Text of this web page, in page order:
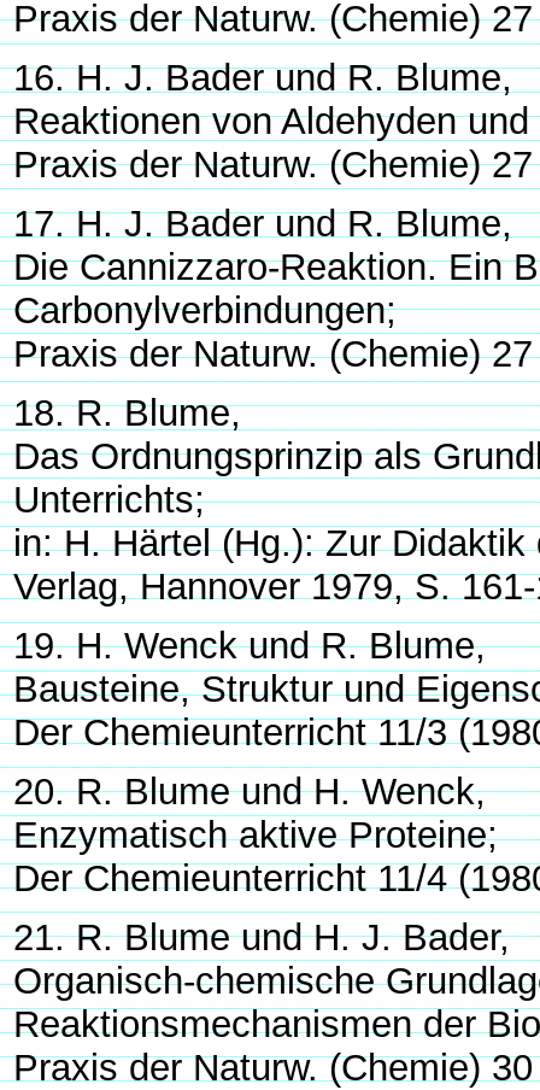
Praxis der Naturw. (Chemie)
16. H. J. Bader und R. Blume,
Reaktionen von Aldehyden
Praxis der Naturw. (Chemie)
17. H. J. Bader und R. Blume,
Die Cannizzaro-Reaktion. Ein
Carbonylverbindungen;
Praxis der Naturw. (Chemie)
18. R. Blume,
Das Ordnungsprinzip als
Unterrichts;
in: H. Härtel (Hg.): Zur
Verlag, Hannover 1979, S.
19. H. Wenck und R. Blume,
Bausteine, Struktur und
Der Chemieunterricht 11/3
20. R. Blume und H. Wenck,
Enzymatisch aktive Proteine;
Der Chemieunterricht 11/4
21. R. Blume und H. J. Bader,
Organisch-chemische
Reaktionsmechanismen der
Praxis der Naturw. (Chemie)